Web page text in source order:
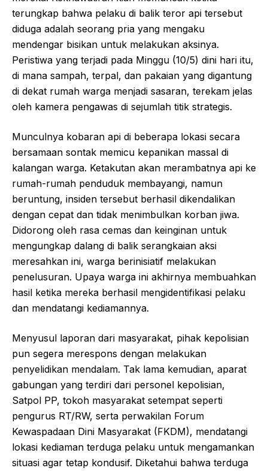
terungkap bahwa pelaku di balik teror api tersebut
diduga adalah seorang pria yang mengaku
mendengar bisikan untuk melakukan aksinya.
Peristiwa yang terjadi pada Minggu (10/5) dini hari itu,
di mana sampah, terpal, dan pakaian yang digantung
di dekat rumah warga menjadi sasaran, terekam jelas
oleh kamera pengawas di sejumlah titik strategis.
Munculnya kobaran api di beberapa lokasi secara
bersamaan sontak memicu kepanikan massal di
kalangan warga. Ketakutan akan merambatnya api ke
rumah-rumah penduduk membayangi, namun
beruntung, insiden tersebut berhasil dikendalikan
dengan cepat dan tidak menimbulkan korban jiwa.
Didorong oleh rasa cemas dan keinginan untuk
mengungkap dalang di balik serangkaian aksi
meresahkan ini, warga berinisiatif melakukan
penelusuran. Upaya warga ini akhirnya membuahkan
hasil ketika mereka berhasil mengidentifikasi pelaku
dan mendatangi kediamannya.
Menyusul laporan dari masyarakat, pihak kepolisian
pun segera merespons dengan melakukan
penyelidikan mendalam. Tak lama kemudian, aparat
gabungan yang terdiri dari personel kepolisian,
Satpol PP, tokoh masyarakat setempat seperti
pengurus RT/RW, serta perwakilan Forum
Kewaspadaan Dini Masyarakat (FKDM), mendatangi
lokasi kediaman terduga pelaku untuk mengamankan
situasi agar tetap kondusif. Diketahui bahwa terduga